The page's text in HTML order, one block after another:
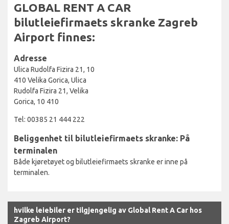
GLOBAL RENT A CAR
bilutleiefirmaets skranke Zagreb
Airport finnes:
Adresse
Ulica Rudolfa Fizira 21, 10
410 Velika Gorica, Ulica
Rudolfa Fizira 21, Velika
Gorica, 10 410
Tel: 00385 21 444 222
Beliggenhet til bilutleiefirmaets skranke: På
terminalen
Både kjøretøyet og bilutleiefirmaets skranke er inne på
terminalen.
hvilke leiebiler er tilgjengelig av Global Rent A Car hos
Zagreb Airport?